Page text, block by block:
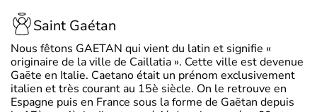
Saint Gaétan
Nous fêtons GAETAN qui vient du latin et signifie «
originaire de la ville de Caillatia ». Cette ville est devenue
Gaëte en Italie. Caetano était un prénom exclusivement
italien et très courant au 15è siècle. On le retrouve en
Espagne puis en France sous la forme de Gaëtan depuis